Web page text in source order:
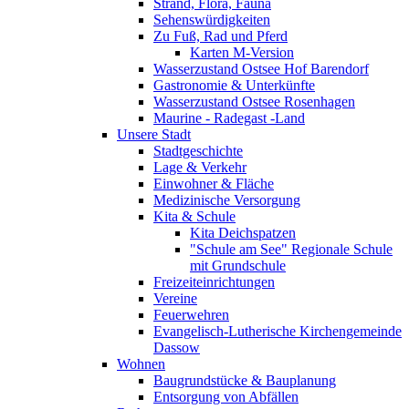
Strand, Flora, Fauna
Sehenswürdigkeiten
Zu Fuß, Rad und Pferd
Karten M-Version
Wasserzustand Ostsee Hof Barendorf
Gastronomie & Unterkünfte
Wasserzustand Ostsee Rosenhagen
Maurine - Radegast -Land
Unsere Stadt
Stadtgeschichte
Lage & Verkehr
Einwohner & Fläche
Medizinische Versorgung
Kita & Schule
Kita Deichspatzen
"Schule am See" Regionale Schule
mit Grundschule
Freizeiteinrichtungen
Vereine
Feuerwehren
Evangelisch-Lutherische Kirchengemeinde
Dassow
Wohnen
Baugrundstücke & Bauplanung
Entsorgung von Abfällen